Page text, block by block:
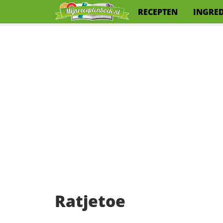
RECEPTEN
Ratjetoe